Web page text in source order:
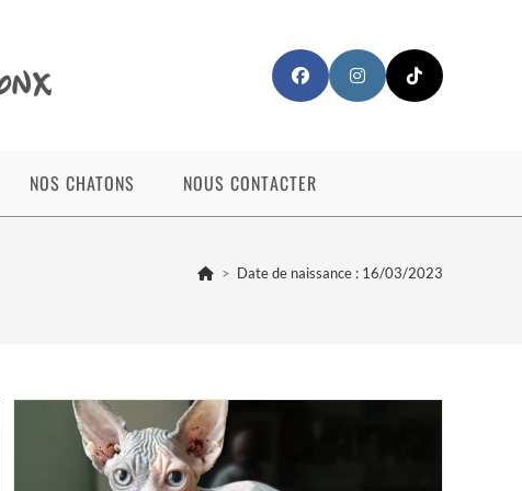
NOS CHATONS NOUS CONTACTER
> Date de naissance : 16/03/2023